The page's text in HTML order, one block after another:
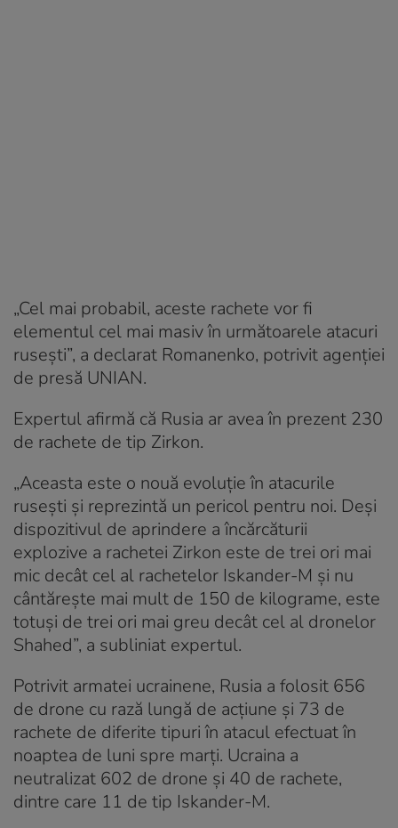
„Cel mai probabil, aceste rachete vor fi
elementul cel mai masiv în următoarele atacuri
rusești”, a declarat Romanenko, potrivit agenției
de presă UNIAN.
Expertul afirmă că Rusia ar avea în prezent 230
de rachete de tip Zirkon.
„Aceasta este o nouă evoluție în atacurile
rusești și reprezintă un pericol pentru noi. Deși
dispozitivul de aprindere a încărcăturii
explozive a rachetei Zirkon este de trei ori mai
mic decât cel al rachetelor Iskander-M și nu
cântărește mai mult de 150 de kilograme, este
totuși de trei ori mai greu decât cel al dronelor
Shahed”, a subliniat expertul.
Potrivit armatei ucrainene, Rusia a folosit 656
de drone cu rază lungă de acțiune și 73 de
rachete de diferite tipuri în atacul efectuat în
noaptea de luni spre marți. Ucraina a
neutralizat 602 de drone și 40 de rachete,
dintre care 11 de tip Iskander-M.